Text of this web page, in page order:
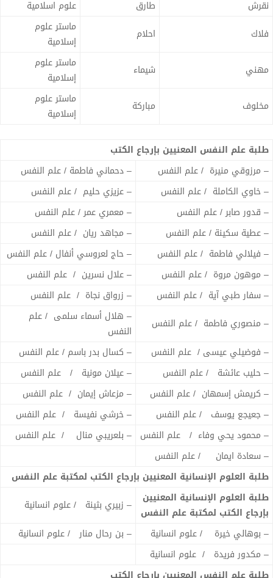
نقرش
طارق
علوم اسلامية
فلاك
احلام
ماستر علوم
إسلامية
مهني
شيماء
ماستر علوم
إسلامية
مخلوف
مباركة
ماستر علوم
إسلامية
طلبة علم النفس المعنيين بإرجاع الكتب
– مرزوقي منيرة / علم النفس
– دحماني فاطمة / علم النفس
– خاوي الكاملة / علم النفس
– عزيزي حليم / علم النفس
– قدور صابر / علم النفس
– معمري عمر / علم النفس
– عطية سكينة / علم النفس
– مجاهد ريان / علم النفس
– فيلالي فاطمة / علم النفس
– حاج لعروسي أنفال / علم النفس
– موهون مروة / علم النفس
– علال نسرين / علم النفس
– سفار طبي آية / علم النفس
– زرواق نجاة / علم النفس
– منصوري فاطمة / علم النفس
– هلال أسماء سلمى / علم
النفس
– فوضيلي عيسى / علم النفس
– كسال بدر باسم / علم النفس
– حليب عائشة / علم النفس
– عيلان مونية / علم النفس
– كريمش إسمهان / علم النفس
– مزعاش إيمان / علم النفس
– جعيجع يوسف / علم النفس
– خرشي نفيسة / علم النفس
– محمود يحي وفاء / علم النفس – بلعريبي منال / علم النفس
– سعادة ايمان / علم النفس
طلبة العلوم الإنسانية المعنيين بإرجاع الكتب لمكتبة علم النفس
طلبة العلوم الإنسانية المعنيين
بإرجاع الكتب لمكتبة علم النفس – زبيري بثينة / علوم انسانية
– بوهالي خيرة / علوم انسانية
– بن رحال منار / علوم انسانية
– مكدور فريدة / علوم انسانية